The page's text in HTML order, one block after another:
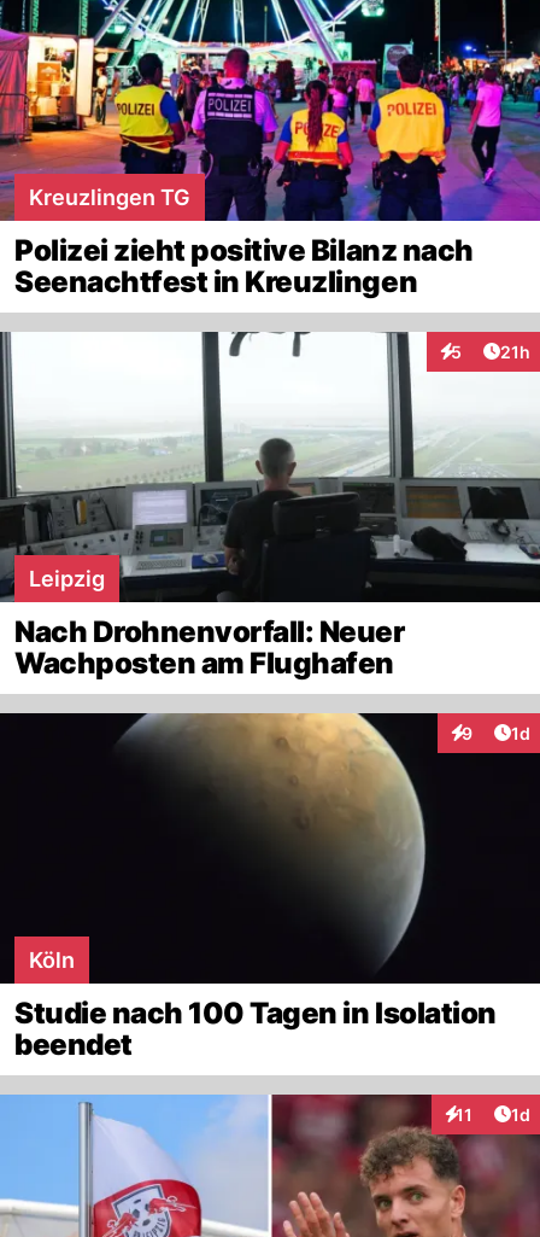
Kreuzlingen TG
Polizei zieht positive Bilanz nach
Seenachtfest in Kreuzlingen
5
Interaktionen
21h
Leipzig
Nach Drohnenvorfall: Neuer
Wachposten am Flughafen
9 1d
Köln
Studie nach 100 Tagen in Isolation
beendet
11 1d